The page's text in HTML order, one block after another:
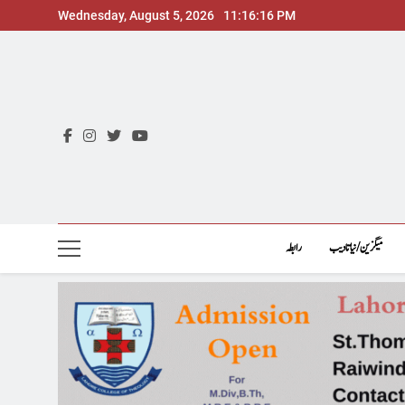
to
Wednesday, August 5, 2026 11:16:18 PM
رابطہ میگزین/نیاتادیب